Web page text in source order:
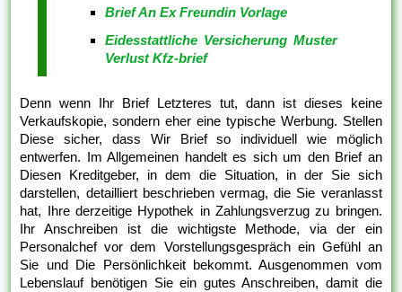
Brief An Ex Freundin Vorlage
Eidesstattliche Versicherung Muster
Verlust Kfz-brief
Denn wenn Ihr Brief Letzteres tut, dann ist dieses keine
Verkaufskopie, sondern eher eine typische Werbung. Stellen
Diese sicher, dass Wir Brief so individuell wie möglich
entwerfen. Im Allgemeinen handelt es sich um den Brief an
Diesen Kreditgeber, in dem die Situation, in der Sie sich
darstellen, detailliert beschrieben vermag, die Sie veranlasst
hat, Ihre derzeitige Hypothek in Zahlungsverzug zu bringen.
Ihr Anschreiben ist die wichtigste Methode, via der ein
Personalchef vor dem Vorstellungsgespräch ein Gefühl an
Sie und Die Persönlichkeit bekommt. Ausgenommen vom
Lebenslauf benötigen Sie ein gutes Anschreiben, damit die